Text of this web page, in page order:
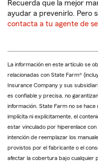
Recuerda que la mejor
ayudar a prevenirlo. Pero
contacta a tu agente de
La información en este artículo se
relacionadas con State Farm®
Insurance Company y sus
es confiable y precisa, no
información. State Farm no se
implícita ni explícitamente, el
estar vinculado por hiperenlace con
intención de reemplazar los
provistos por el fabricante o el
afectar la cobertura bajo cualquier